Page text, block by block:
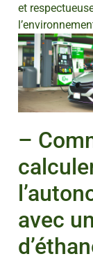
et
–
avec